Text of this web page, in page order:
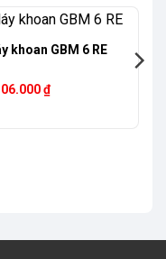
khoan GBM 6 RE
₫